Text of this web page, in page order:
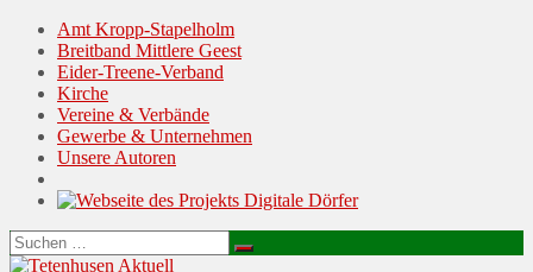
Amt Kropp-Stapelholm
Breitband Mittlere Geest
Eider-Treene-Verband
Kirche
Vereine & Verbände
Gewerbe & Unternehmen
Unsere Autoren
Suchen
nach:
Suchen